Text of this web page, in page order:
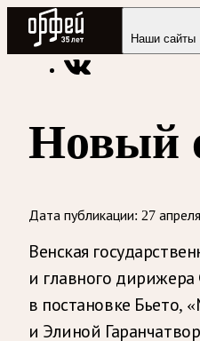
Радио Орфей
Наши сайты
Радио классической
Новый
Дата публикации: 27
Венская
и главного
в постановке Бьето,
и Элиной